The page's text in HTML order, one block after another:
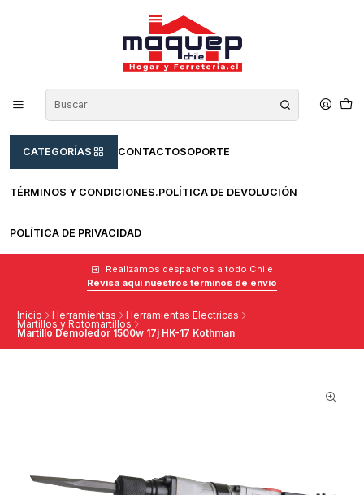
CATEGORÍAS CONTACTOSOPORTE
TÉRMINOS Y CONDICIONES.POLÍTICA DE DEVOLUCIÓN
POLÍTICA DE PRIVACIDAD
Realizamos despachos a todo Chile
Revisa aquí nuestros terminos de envío
Inicio Herramientas Herramientas Electricas
Martillos y Rotomartillos
Martillo Demoledor 1500w 17j HK-17 Kothman